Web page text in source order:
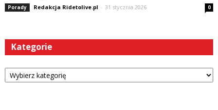
Porady Redakcja Ridetolive.pl - 31 stycznia 2026 0
Kategorie
Kategorie